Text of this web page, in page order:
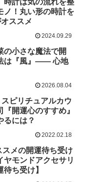
時計は気の流れを整
ノ！丸い形の時計を
ススメ
2024.09.29
の小さな魔法で開
は『風』―― 心地
2026.08.04
スピリチュアルカウ
開運心のすすめ』
るには？
2022.02.18
メの開運待ち受け
ヤモンドアクセサリ
ち受け】